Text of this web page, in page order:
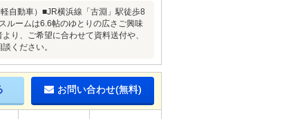
自動車）■JR横浜線「古淵」駅徒歩8
ルームは6.6帖のゆとりの広さご興味
り、ご希望に合わせて資料送付や、
ください。
お問い合わせ(無料)